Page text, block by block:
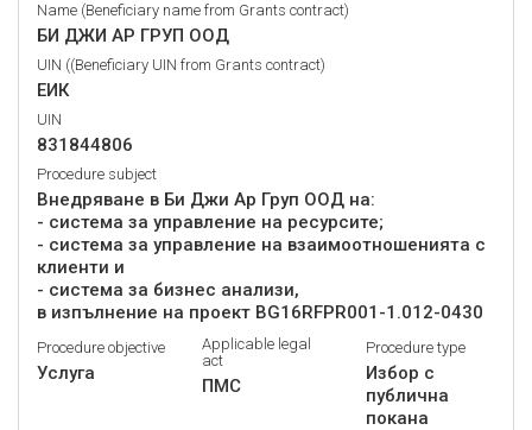
Name (Beneficiary name from Grants contract)
БИ ДЖИ АР ГРУП ООД
UIN ((Beneficiary UIN from Grants contract)
ЕИК
UIN
831844806
Procedure subject
Внедряване в Би Джи Ар Груп ООД на:
- система за управление на ресурсите;
- система за управление на взаимоотношенията с
клиенти и
- система за бизнес анализи,
в изпълнение на проект BG16RFPR001-1.012-0430
Procedure objective
Услуга
Applicable legal
act
ПМС
Procedure type
Избор с
публична
покана